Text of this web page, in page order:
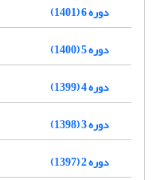
دوره 6 (1401)
دوره 5 (1400)
دوره 4 (1399)
دوره 3 (1398)
دوره 2 (1397)